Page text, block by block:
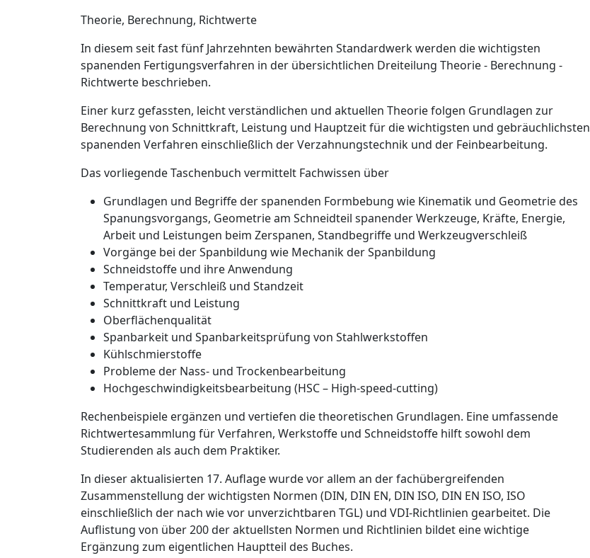
Theorie, Berechnung, Richtwerte
In diesem seit fast fünf Jahrzehnten bewährten Standardwerk werden die wichtigsten
spanenden Fertigungsverfahren in der übersichtlichen Dreiteilung Theorie - Berechnung -
Richtwerte beschrieben.
Einer kurz gefassten, leicht verständlichen und aktuellen Theorie folgen Grundlagen zur
Berechnung von Schnittkraft, Leistung und Hauptzeit für die wichtigsten und gebräuchlichsten
spanenden Verfahren einschließlich der Verzahnungstechnik und der Feinbearbeitung.
Das vorliegende Taschenbuch vermittelt Fachwissen über
Grundlagen und Begriffe der spanenden Formbebung wie Kinematik und Geometrie des
Spanungsvorgangs, Geometrie am Schneidteil spanender Werkzeuge, Kräfte, Energie,
Arbeit und Leistungen beim Zerspanen, Standbegriffe und Werkzeugverschleiß
Vorgänge bei der Spanbildung wie Mechanik der Spanbildung
Schneidstoffe und ihre Anwendung
Temperatur, Verschleiß und Standzeit
Schnittkraft und Leistung
Oberflächenqualität
Spanbarkeit und Spanbarkeitsprüfung von Stahlwerkstoffen
Kühlschmierstoffe
Probleme der Nass- und Trockenbearbeitung
Hochgeschwindigkeitsbearbeitung (HSC – High-speed-cutting)
Rechenbeispiele ergänzen und vertiefen die theoretischen Grundlagen. Eine umfassende
Richtwertesammlung für Verfahren, Werkstoffe und Schneidstoffe hilft sowohl dem
Studierenden als auch dem Praktiker.
In dieser aktualisierten 17. Auflage wurde vor allem an der fachübergreifenden
Zusammenstellung der wichtigsten Normen (DIN, DIN EN, DIN ISO, DIN EN ISO, ISO
einschließlich der nach wie vor unverzichtbaren TGL) und VDI-Richtlinien gearbeitet. Die
Auflistung von über 200 der aktuellsten Normen und Richtlinien bildet eine wichtige
Ergänzung zum eigentlichen Hauptteil des Buches.